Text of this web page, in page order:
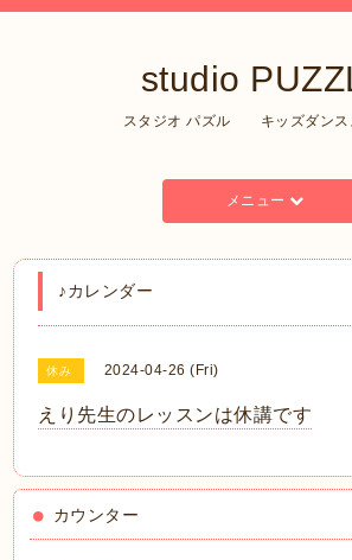
studio
スタジオ パズル キッズダンス
メニュー
♪カレンダー
休み 2024-04-26 (Fri)
えり先生のレッスンは休講です
カウンター